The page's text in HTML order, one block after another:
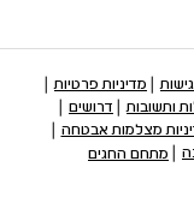
מדיניות פרטיות
ותשובות
דרושים
מצלמות אבטחה
מתחם החגים